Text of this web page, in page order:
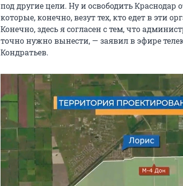
под другие цели. Ну и освободить Краснодар
которые, конечно, везут тех, кто едет в эти
Конечно, здесь я согласен с тем, что
точно нужно вынести, — заявил в эфире
Кондратьев.